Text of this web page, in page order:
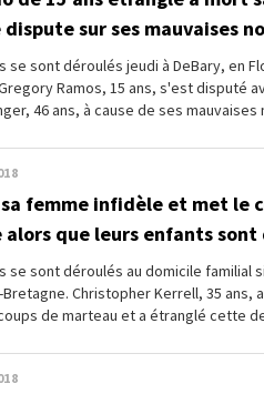
sur ses mauvaises
se sont déroulés jeudi à DeBary, en
Ramos, 15 ans, s'est disputé
46 ans, à cause de ses mauvaises
femme infidèle et met le
alors que leurs enfants sont
se sont déroulés au domicile familial
Bretagne. Christopher Kerrell, 35 ans,
de marteau et a étranglé cette